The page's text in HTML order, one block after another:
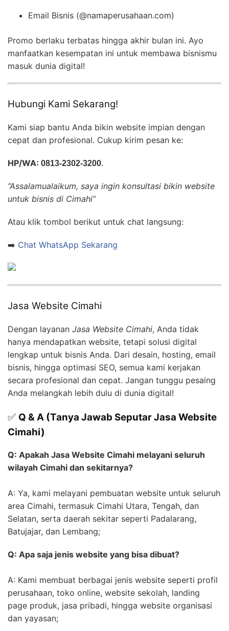
Email Bisnis (@namaperusahaan.com)
Promo berlaku terbatas hingga akhir bulan ini. Ayo
manfaatkan kesempatan ini untuk membawa bisnismu
masuk dunia digital!
Hubungi Kami Sekarang!
Kami siap bantu Anda bikin website impian dengan
cepat dan profesional. Cukup kirim pesan ke:
HP/WA: 0813-2302-3200.
“Assalamualaikum, saya ingin konsultasi bikin website
untuk bisnis di Cimahi”
Atau klik tombol berikut untuk chat langsung:
➡️ Chat WhatsApp Sekarang
Jasa Website Cimahi
Dengan layanan Jasa Website Cimahi, Anda tidak
hanya mendapatkan website, tetapi solusi digital
lengkap untuk bisnis Anda. Dari desain, hosting, email
bisnis, hingga optimasi SEO, semua kami kerjakan
secara profesional dan cepat. Jangan tunggu pesaing
Anda melangkah lebih dulu di dunia digital!
✅ Q & A (Tanya Jawab Seputar Jasa Website
Cimahi)
Q: Apakah Jasa Website Cimahi melayani seluruh
wilayah Cimahi dan sekitarnya?
A: Ya, kami melayani pembuatan website untuk seluruh
area Cimahi, termasuk Cimahi Utara, Tengah, dan
Selatan, serta daerah sekitar seperti Padalarang,
Batujajar, dan Lembang;
Q: Apa saja jenis website yang bisa dibuat?
A: Kami membuat berbagai jenis website seperti profil
perusahaan, toko online, website sekolah, landing
page produk, jasa pribadi, hingga website organisasi
dan yayasan;